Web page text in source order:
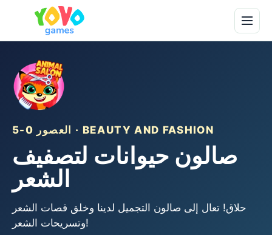
العصور 0-5 · BEAUTY AND FASHION
صالون حيوانات لتصفيف
الشعر
حلاق! تعال إلى صالون التجميل لدينا وخلق قصات الشعر
وتسريحات الشعر!